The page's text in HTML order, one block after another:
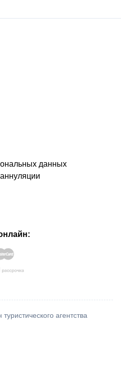
данных
агентства